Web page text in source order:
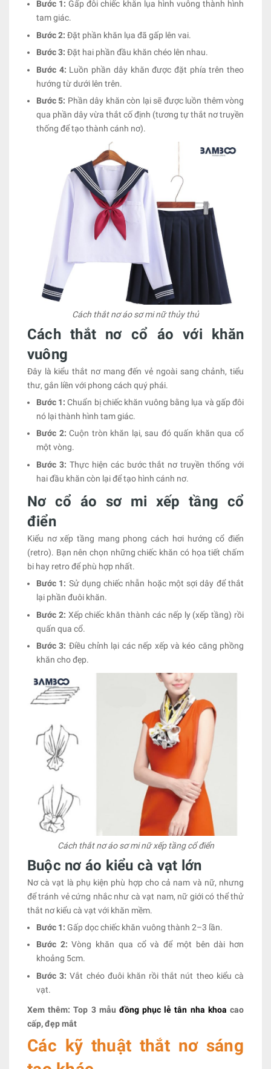
Bước 1:Gấp đôi chiếc khăn lụa hình vuông thành hình
tam giác.
Bước 2: Đặt phần khăn lụa đã gấp lên vai.
Bước 3: Đặt hai phần đầu khăn chéo lên nhau.
Bước 4: Luồn phần dây khăn được đặt phía trên theo
hướng từ dưới lên trên.
Bước 5: Phần dây khăn còn lại sẽ được luồn thêm vòng
qua phần dây vừa thắt cố định (tương tự thắt nơ truyền
thống để tạo thành cánh nơ).
Cách thắt nơ áo sơ mi nữ thủy thủ
Cách thắt nơ cổ áo với khăn
vuông
Đây là kiểu thắt nơ mang đến vẻ ngoài sang chảnh, tiểu
thư, gắn liền với phong cách quý phái.
Bước 1:Chuẩn bị chiếc khăn vuông bằng lụa và gấp đôi
nó lại thành hình tam giác.
Bước 2: Cuộn tròn khăn lại, sau đó quấn khăn qua cổ
một vòng.
Bước 3: Thực hiện các bước thắt nơ truyền thống với
hai đầu khăn còn lại để tạo hình cánh nơ.
Nơ cổ áo sơ mi xếp tầng cổ
điển
Kiểu nơ xếp tầng mang phong cách hơi hướng cổ điển
(retro). Bạn nên chọn những chiếc khăn có họa tiết chấm
bi hay retro để phù hợp nhất.
Bước 1: Sử dụng chiếc nhẫn hoặc một sợi dây để thắt
lại phần đuôi khăn.
Bước 2: Xếp chiếc khăn thành các nếp ly (xếp tầng) rồi
quấn qua cổ.
Bước 3: Điều chỉnh lại các nếp xếp và kéo căng phồng
khăn cho đẹp.
Cách thắt nơ áo sơ mi nữ xếp tầng cổ điển
Buộc nơ áo kiểu cà vạt lớn
Nơ cà vạt là phụ kiện phù hợp cho cả nam và nữ, nhưng
để tránh vẻ cứng nhắc như cà vạt nam, nữ giới có thể thử
thắt nơ kiểu cà vạt với khăn mềm.
Bước 1: Gấp dọc chiếc khăn vuông thành 2–3 lần.
Bước 2:Vòng khăn qua cổ và để một bên dài hơn
khoảng 5cm.
Bước 3:Vắt chéo đuôi khăn rồi thắt nút theo kiểu cà
vạt.
Xem thêm: Top 3 mẫu đồng phục lễ tân nha khoa cao
cấp, đẹp mắt
Các kỹ thuật thắt nơ sáng